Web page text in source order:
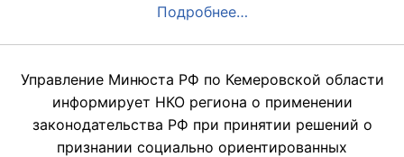
Подробнее…
Управление Минюста РФ по Кемеровской области
информирует НКО региона о применении
законодательства РФ при принятии решений о
признании социально ориентированных